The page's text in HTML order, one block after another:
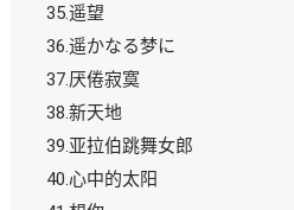
35.遥望
36.遥かなる梦に
37.厌倦寂寞
38.新天地
39.亚拉伯跳舞女郎
40.心中的太阳